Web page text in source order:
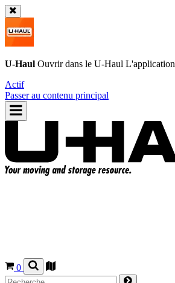
U-Haul Ouvrir dans le U-Haul L'application
Actif
Passer au contenu principal
0